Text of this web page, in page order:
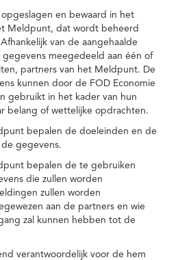
en bewaard in het
Meldpunt, dat wordt beheerd
van de aangehaalde
meegedeeld aan één of
partners van het Meldpunt. De
kunnen door de FOD Economie
gebruikt in het kader van hun
belang of wettelijke opdrachten.
bepalen de doeleinden en de
gegevens.
bepalen de te gebruiken
die zullen worden
zullen worden
aan de partners en wie
zal kunnen hebben tot de
verantwoordelijk voor de hem